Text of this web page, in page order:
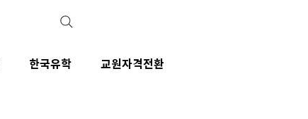
한국유학 교원자격전환